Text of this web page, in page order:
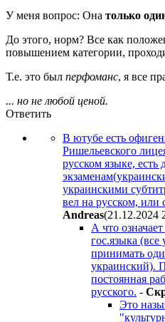
У меня вопрос: Она только
До этого, норм? Все как
повышением категории,
Т.е. это был перфоманс, я все
... но не любой ценой.
Ответить
В ютубе есть
Ришельевского
русском языке, есть
украинскими
вел на русском, или
Andreas(21.12.2024
А что
гос.языка
принимать
украинский).
постоянная
русского. -
Это